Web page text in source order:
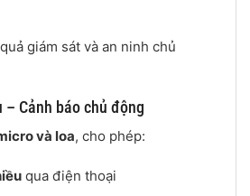
giám sát và an ninh chủ
Cảnh báo chủ động
và loa, cho phép:
qua điện thoại